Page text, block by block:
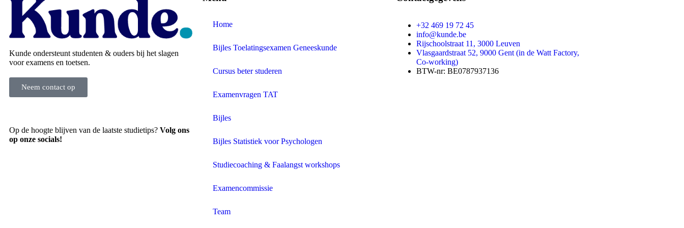
Kunde ondersteunt studenten & ouders bij het slagen
voor examens en toetsen.
Neem contact op
Op de hoogte blijven van de laatste studietips? Volg ons
op onze socials!
Home
Bijles Toelatingsexamen Geneeskunde
Cursus beter studeren
Examenvragen TAT
Bijles
Bijles Statistiek voor Psychologen
Studiecoaching & Faalangst workshops
Examencommissie
Team
+32 469 19 72 45
info@kunde.be
Rijschoolstraat 11, 3000 Leuven
Vlasgaardstraat 52, 9000 Gent (in de Watt Factory,
Co-working)
BTW-nr: BE0787937136